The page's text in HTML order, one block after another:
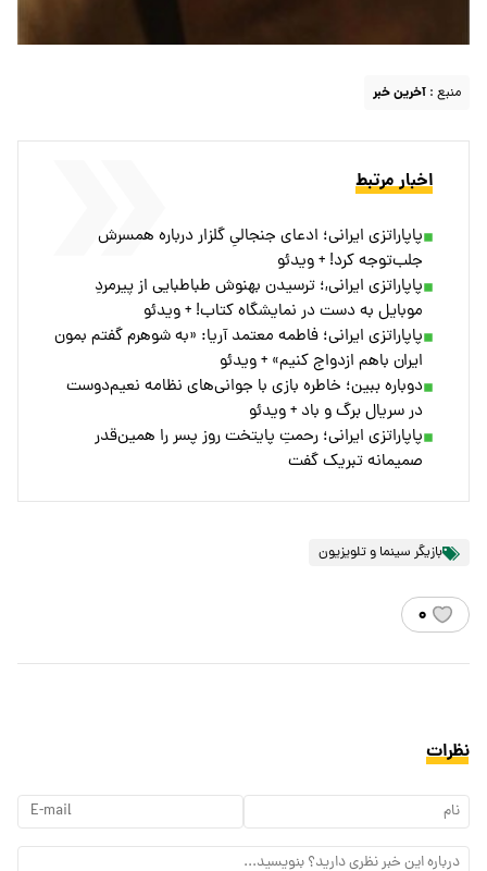
منبع : آخرین خبر
اخبار مرتبط
پاپاراتزی ایرانی؛ ادعای جنجالیِ گلزار درباره همسرش
جلب‌توجه کرد! + ویدئو
پاپاراتزی ایرانی,؛ ترسیدن بهنوش طباطبایی از پیرمردِ
موبایل به دست در نمایشگاه کتاب! + ویدئو
پاپاراتزی ایرانی؛ فاطمه معتمد آریا: «به شوهرم گفتم بمون
ایران باهم ازدواج کنیم» + ویدئو
دوباره ببین؛ خاطره بازی با جوانی‌های نظامه نعیم‌دوست
در سریال برگ و باد + ویدئو
پاپاراتزی ایرانی؛ رحمتِ پایتخت روز پسر را همین‌قدر
صمیمانه تبریک گفت
بازیگر سینما و تلویزیون
۰
نظرات